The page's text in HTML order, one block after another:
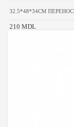
32.5*48*34CM
210 MDL